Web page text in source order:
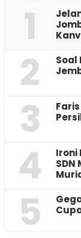
1
2
‎Soal
3
4
Ironi
5